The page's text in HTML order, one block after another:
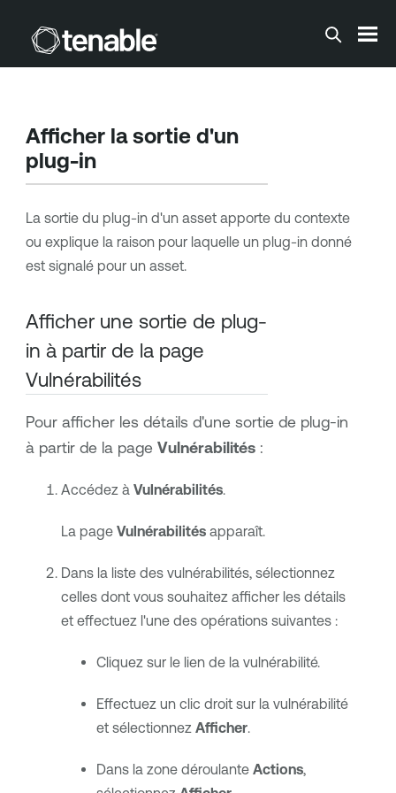
Passer au contenu principal
Afficher la sortie d'un
plug-in
La sortie du plug-in d'un asset apporte du contexte
ou explique la raison pour laquelle un plug-in donné
est signalé pour un asset.
Afficher une sortie de plug-
in à partir de la page
Vulnérabilités
Pour afficher les détails d'une sortie de plug-in
à partir de la page Vulnérabilités:
Accédez à Vulnérabilités.
La page Vulnérabilitésapparaît.
Dans la liste des vulnérabilités, sélectionnez
celles dont vous souhaitez afficher les détails
et effectuez l'une des opérations suivantes :
Cliquez sur le lien de la vulnérabilité.
Effectuez un clic droit sur la vulnérabilité
et sélectionnez Afficher.
Dans la zone déroulante Actions,